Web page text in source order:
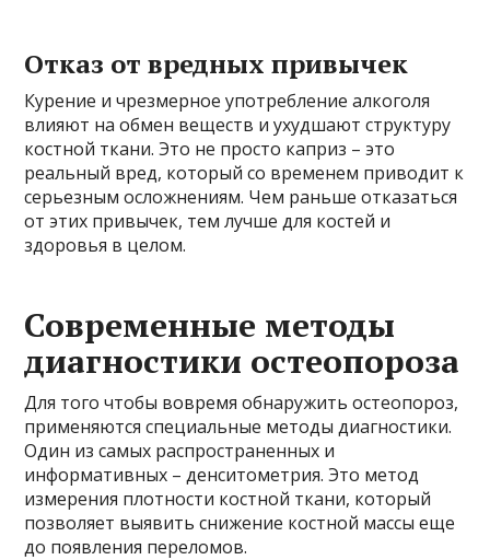
Отказ от вредных привычек
Курение и чрезмерное употребление алкоголя
влияют на обмен веществ и ухудшают структуру
костной ткани. Это не просто каприз – это
реальный вред, который со временем приводит к
серьезным осложнениям. Чем раньше отказаться
от этих привычек, тем лучше для костей и
здоровья в целом.
Современные методы
диагностики остеопороза
Для того чтобы вовремя обнаружить остеопороз,
применяются специальные методы диагностики.
Один из самых распространенных и
информативных – денситометрия. Это метод
измерения плотности костной ткани, который
позволяет выявить снижение костной массы еще
до появления переломов.